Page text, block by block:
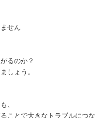
せん
るのか？
しょう。
、
ことで大きなトラブルにつな